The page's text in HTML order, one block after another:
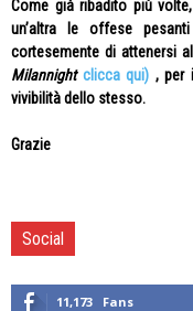
Come già ribadito più
un’altra le offese
cortesemente di attenersi
Milannight clicca qui) , per
vivibilità dello stesso.
Grazie
Social
11,173 Fans